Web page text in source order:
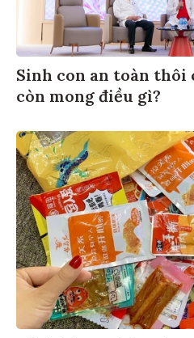
Sinh con an toàn thôi
còn mong điều gì?